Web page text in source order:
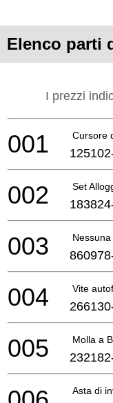
Elenco parti
I prezzi
Cursore
001
Set
002
003
Vite
004
Molla a
005
Asta di